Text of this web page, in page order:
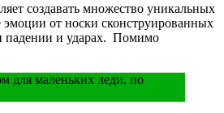
создавать множество уникальных
от носки сконструированных
падении и ударах. Помимо
для маленьких леди, по